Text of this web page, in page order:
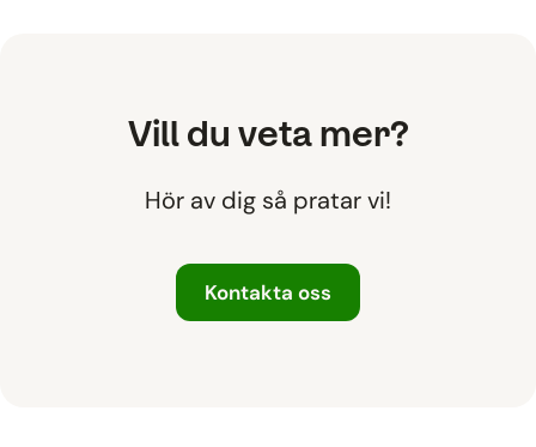
Vill du veta mer?
Hör av dig så pratar vi!
Kontakta oss